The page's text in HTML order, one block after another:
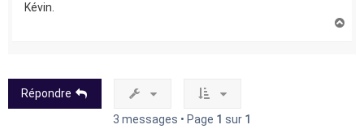
Kévin.
Répondre
3 messages • Page 1 sur 1